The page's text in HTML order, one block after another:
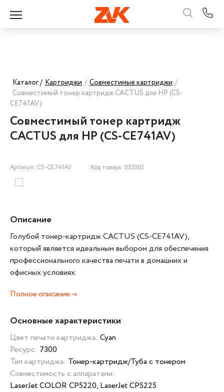
Каталог / Картриджи / Совместимые картриджи /
Совместимый тонер картридж CACTUS для HP (CS-
CE741AV)
Совместимый тонер картридж
CACTUS для HP (CS-CE741AV)
Артикул: CS-CE741AV Код товара: 032002
Описание
Голубой тонер-картридж CACTUS (CS-CE741AV),
который является идеальным выбором для обеспечения
профессионального качества печати в домашних и
офисных условиях.
Полное описание
Основные характеристики
Цвет печати картриджа: Cyan
Ресурс: 7300
Тип картриджа: Тонер-картридж/Туба с тонером
Совместимость с аппаратами:
LaserJet COLOR CP5220, LaserJet CP5225